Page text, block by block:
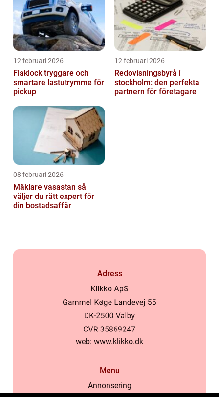
12 februari 2026
Flaklock tryggare och
smartare lastutrymme för
pickup
12 februari 2026
Redovisningsbyrå i
stockholm: den perfekta
partnern för företagare
08 februari 2026
Mäklare vasastan så
väljer du rätt expert för
din bostadsaffär
Adress
web: www.klikko.dk
Menu
Annonsering